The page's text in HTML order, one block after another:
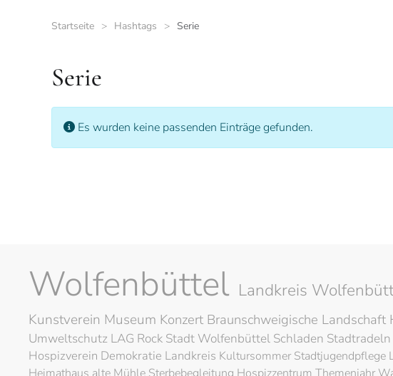
Startseite Hashtags Serie
Serie
Information
Es wurden keine passenden Einträge gefunden.
Wolfenbüttel Landkreis
Kunstverein Museum Konzert Braunschweigische Landschaft
Umweltschutz LAG Rock Stadt Wolfenbüttel Schladen Stadtradeln
Hospizverein Demokratie Landkreis KultursommerStadtjugendpflege